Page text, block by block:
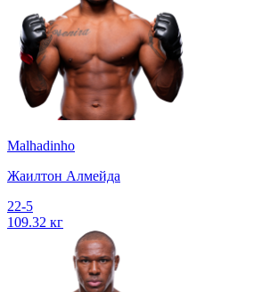
Malhadinho
Жаилтон Алмейда
22-5
109.32 кг